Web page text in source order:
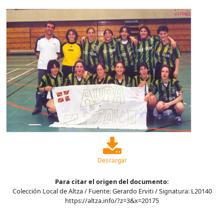
Descargar
Para citar el origen del documento:
Colección Local de Altza / Fuente: Gerardo Erviti / Signatura: L20140
https://altza.info/?z=3&x=20175